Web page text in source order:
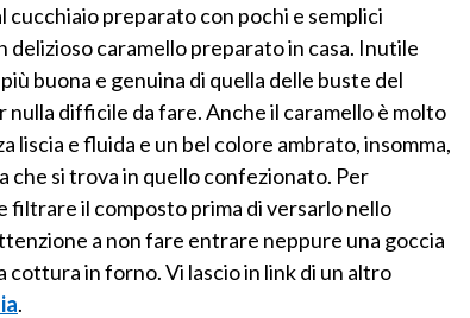
cucchiaio preparato con pochi e semplici
caramello preparato in casa. Inutile
buona e genuina di quella delle buste del
difficile da fare. Anche il caramello è molto
liscia e fluida e un bel colore ambrato, insomma,
che si trova in quello confezionato. Per
il composto prima di versarlo nello
a non fare entrare neppure una goccia
cottura in forno. Vi lascio in link di un altro
.